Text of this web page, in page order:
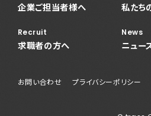
企業ご担当者様へ 私たち
Recruit
求職者の方へ
News
ニュー
お問い合わせ プライバシーポリシー